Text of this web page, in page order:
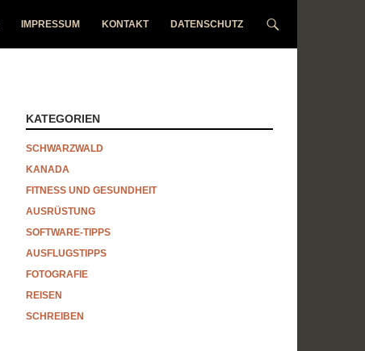
IMPRESSUM KONTAKT DATENSCHUTZ
KATEGORIEN
SCHWARZWALD
KANADA
FITNESS UND GESUNDHEIT
AUSRÜSTUNG
SOFTWARE-TIPPS
AUSFLUGSTIPPS
FOTOGRAFIE
REISEN
SCHREIBEN